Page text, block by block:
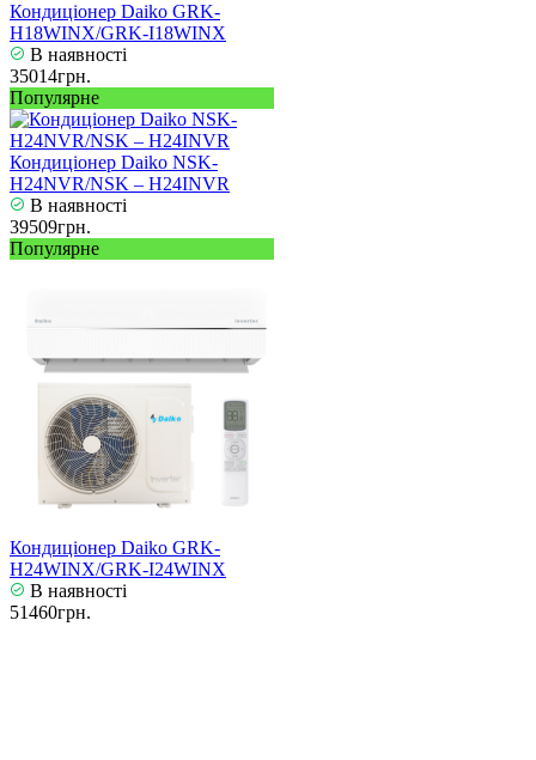
Кондиціонер Daiko GRK-
H18WINX/GRK-I18WINX
В наявності
35014грн.
Популярне
Кондиціонер Daiko NSK-
H24NVR/NSK – H24INVR
В наявності
39509грн.
Популярне
Кондиціонер Daiko GRK-
H24WINX/GRK-I24WINX
В наявності
51460грн.